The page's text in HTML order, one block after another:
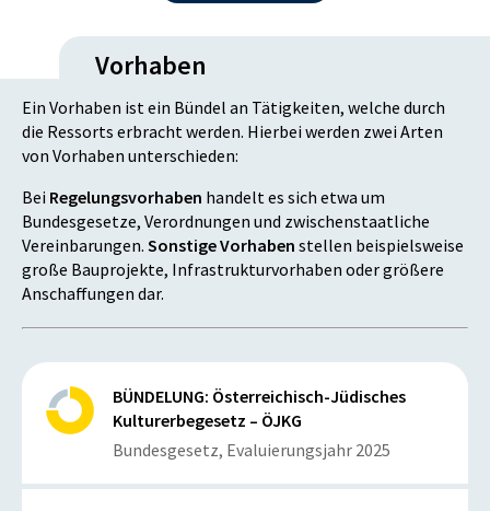
Vorhaben
Ein Vorhaben ist ein Bündel an Tätigkeiten, welche durch
die Ressorts erbracht werden. Hierbei werden zwei Arten
von Vorhaben unterschieden:
Bei Regelungsvorhaben handelt es sich etwa um
Bundesgesetze, Verordnungen und zwischenstaatliche
Vereinbarungen. Sonstige Vorhaben stellen beispielsweise
große Bauprojekte, Infrastrukturvorhaben oder größere
Anschaffungen dar.
BÜNDELUNG: Österreichisch-Jüdisches
Kulturerbegesetz – ÖJKG
Bundesgesetz, Evaluierungsjahr 2025